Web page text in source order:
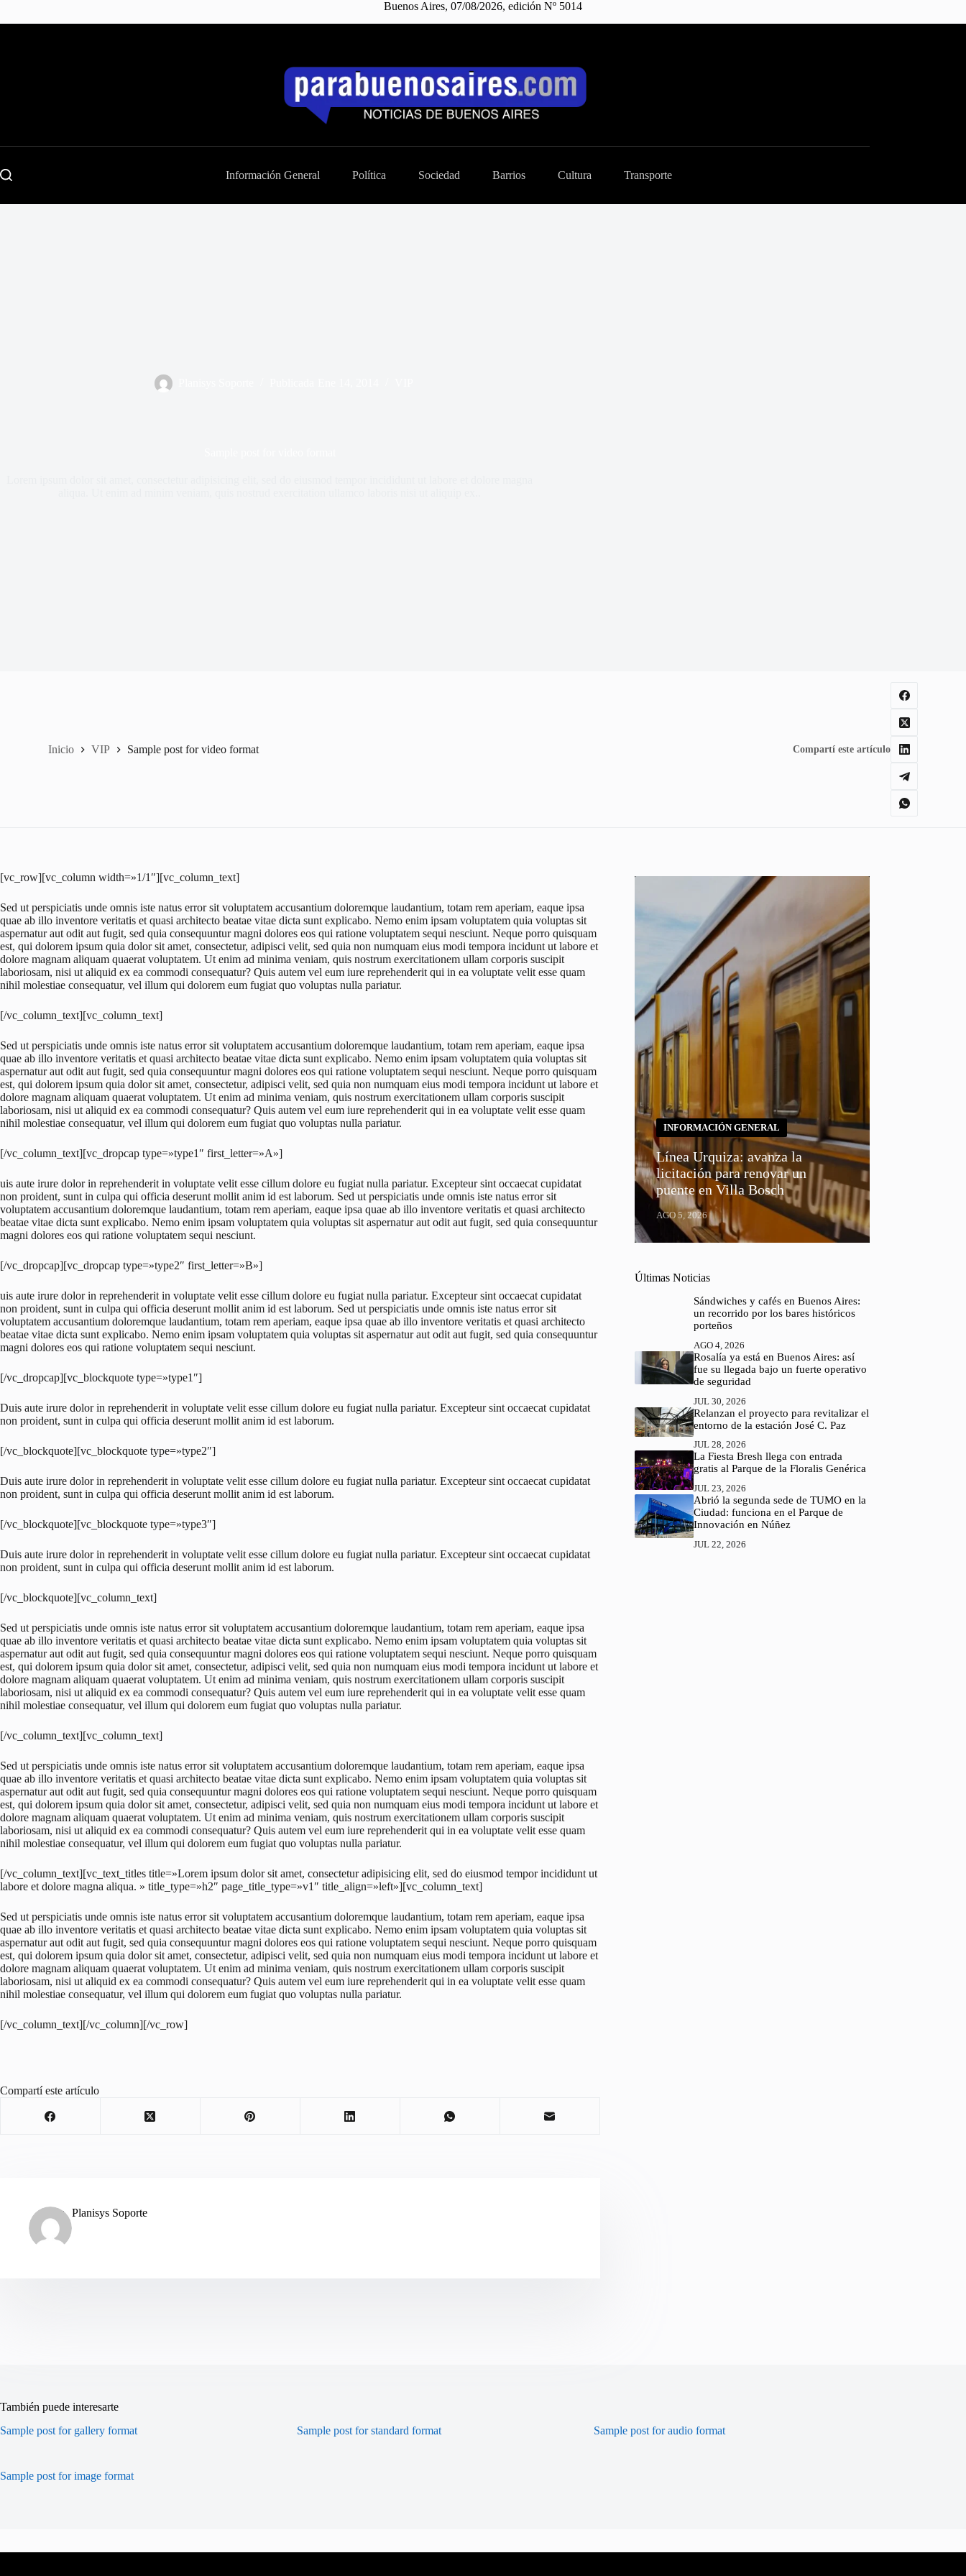
Buenos Aires, 07/08/2026, edición Nº 5014
Información General Política Sociedad Barrios Cultura Transporte
Inicio VIP Sample post for video format Compartí este artículo
[vc_row][vc_column width=»1/1″][vc_column_text]
Sed ut perspiciatis unde omnis iste natus error sit voluptatem accusantium doloremque laudantium, totam rem aperiam, eaque ipsa
quae ab illo inventore veritatis et quasi architecto beatae vitae dicta sunt explicabo. Nemo enim ipsam voluptatem quia voluptas sit
aspernatur aut odit aut fugit, sed quia consequuntur magni dolores eos qui ratione voluptatem sequi nesciunt. Neque porro quisquam
est, qui dolorem ipsum quia dolor sit amet, consectetur, adipisci velit, sed quia non numquam eius modi tempora incidunt ut labore et
dolore magnam aliquam quaerat voluptatem. Ut enim ad minima veniam, quis nostrum exercitationem ullam corporis suscipit
laboriosam, nisi ut aliquid ex ea commodi consequatur? Quis autem vel eum iure reprehenderit qui in ea voluptate velit esse quam
nihil molestiae consequatur, vel illum qui dolorem eum fugiat quo voluptas nulla pariatur.
[/vc_column_text][vc_column_text]
Sed ut perspiciatis unde omnis iste natus error sit voluptatem accusantium doloremque laudantium, totam rem aperiam, eaque ipsa
quae ab illo inventore veritatis et quasi architecto beatae vitae dicta sunt explicabo. Nemo enim ipsam voluptatem quia voluptas sit
aspernatur aut odit aut fugit, sed quia consequuntur magni dolores eos qui ratione voluptatem sequi nesciunt. Neque porro quisquam
est, qui dolorem ipsum quia dolor sit amet, consectetur, adipisci velit, sed quia non numquam eius modi tempora incidunt ut labore et
dolore magnam aliquam quaerat voluptatem. Ut enim ad minima veniam, quis nostrum exercitationem ullam corporis suscipit
laboriosam, nisi ut aliquid ex ea commodi consequatur? Quis autem vel eum iure reprehenderit qui in ea voluptate velit esse quam
nihil molestiae consequatur, vel illum qui dolorem eum fugiat quo voluptas nulla pariatur.
[/vc_column_text][vc_dropcap type=»type1″ first_letter=»A»]
uis aute irure dolor in reprehenderit in voluptate velit esse cillum dolore eu fugiat nulla pariatur. Excepteur sint occaecat cupidatat
non proident, sunt in culpa qui officia deserunt mollit anim id est laborum. Sed ut perspiciatis unde omnis iste natus error sit
voluptatem accusantium doloremque laudantium, totam rem aperiam, eaque ipsa quae ab illo inventore veritatis et quasi architecto
beatae vitae dicta sunt explicabo. Nemo enim ipsam voluptatem quia voluptas sit aspernatur aut odit aut fugit, sed quia consequuntur
magni dolores eos qui ratione voluptatem sequi nesciunt.
[/vc_dropcap][vc_dropcap type=»type2″ first_letter=»B»]
uis aute irure dolor in reprehenderit in voluptate velit esse cillum dolore eu fugiat nulla pariatur. Excepteur sint occaecat cupidatat
non proident, sunt in culpa qui officia deserunt mollit anim id est laborum. Sed ut perspiciatis unde omnis iste natus error sit
voluptatem accusantium doloremque laudantium, totam rem aperiam, eaque ipsa quae ab illo inventore veritatis et quasi architecto
beatae vitae dicta sunt explicabo. Nemo enim ipsam voluptatem quia voluptas sit aspernatur aut odit aut fugit, sed quia consequuntur
magni dolores eos qui ratione voluptatem sequi nesciunt.
[/vc_dropcap][vc_blockquote type=»type1″]
Duis aute irure dolor in reprehenderit in voluptate velit esse cillum dolore eu fugiat nulla pariatur. Excepteur sint occaecat cupidatat
non proident, sunt in culpa qui officia deserunt mollit anim id est laborum.
[/vc_blockquote][vc_blockquote type=»type2″]
Duis aute irure dolor in reprehenderit in voluptate velit esse cillum dolore eu fugiat nulla pariatur. Excepteur sint occaecat cupidatat
non proident, sunt in culpa qui officia deserunt mollit anim id est laborum.
[/vc_blockquote][vc_blockquote type=»type3″]
Duis aute irure dolor in reprehenderit in voluptate velit esse cillum dolore eu fugiat nulla pariatur. Excepteur sint occaecat cupidatat
non proident, sunt in culpa qui officia deserunt mollit anim id est laborum.
[/vc_blockquote][vc_column_text]
Sed ut perspiciatis unde omnis iste natus error sit voluptatem accusantium doloremque laudantium, totam rem aperiam, eaque ipsa
quae ab illo inventore veritatis et quasi architecto beatae vitae dicta sunt explicabo. Nemo enim ipsam voluptatem quia voluptas sit
aspernatur aut odit aut fugit, sed quia consequuntur magni dolores eos qui ratione voluptatem sequi nesciunt. Neque porro quisquam
est, qui dolorem ipsum quia dolor sit amet, consectetur, adipisci velit, sed quia non numquam eius modi tempora incidunt ut labore et
dolore magnam aliquam quaerat voluptatem. Ut enim ad minima veniam, quis nostrum exercitationem ullam corporis suscipit
laboriosam, nisi ut aliquid ex ea commodi consequatur? Quis autem vel eum iure reprehenderit qui in ea voluptate velit esse quam
nihil molestiae consequatur, vel illum qui dolorem eum fugiat quo voluptas nulla pariatur.
[/vc_column_text][vc_column_text]
Sed ut perspiciatis unde omnis iste natus error sit voluptatem accusantium doloremque laudantium, totam rem aperiam, eaque ipsa
quae ab illo inventore veritatis et quasi architecto beatae vitae dicta sunt explicabo. Nemo enim ipsam voluptatem quia voluptas sit
aspernatur aut odit aut fugit, sed quia consequuntur magni dolores eos qui ratione voluptatem sequi nesciunt. Neque porro quisquam
est, qui dolorem ipsum quia dolor sit amet, consectetur, adipisci velit, sed quia non numquam eius modi tempora incidunt ut labore et
dolore magnam aliquam quaerat voluptatem. Ut enim ad minima veniam, quis nostrum exercitationem ullam corporis suscipit
laboriosam, nisi ut aliquid ex ea commodi consequatur? Quis autem vel eum iure reprehenderit qui in ea voluptate velit esse quam
nihil molestiae consequatur, vel illum qui dolorem eum fugiat quo voluptas nulla pariatur.
[/vc_column_text][vc_text_titles title=»Lorem ipsum dolor sit amet, consectetur adipisicing elit, sed do eiusmod tempor incididunt ut
labore et dolore magna aliqua. » title_type=»h2″ page_title_type=»v1″ title_align=»left»][vc_column_text]
Sed ut perspiciatis unde omnis iste natus error sit voluptatem accusantium doloremque laudantium, totam rem aperiam, eaque ipsa
quae ab illo inventore veritatis et quasi architecto beatae vitae dicta sunt explicabo. Nemo enim ipsam voluptatem quia voluptas sit
aspernatur aut odit aut fugit, sed quia consequuntur magni dolores eos qui ratione voluptatem sequi nesciunt. Neque porro quisquam
est, qui dolorem ipsum quia dolor sit amet, consectetur, adipisci velit, sed quia non numquam eius modi tempora incidunt ut labore et
dolore magnam aliquam quaerat voluptatem. Ut enim ad minima veniam, quis nostrum exercitationem ullam corporis suscipit
laboriosam, nisi ut aliquid ex ea commodi consequatur? Quis autem vel eum iure reprehenderit qui in ea voluptate velit esse quam
nihil molestiae consequatur, vel illum qui dolorem eum fugiat quo voluptas nulla pariatur.
[/vc_column_text][/vc_column][/vc_row]
Compartí este artículo
Planisys Soporte
INFORMACIÓN GENERAL
Línea Urquiza: avanza la
licitación para renovar un
puente en Villa Bosch
AGO 5, 2026
Últimas Noticias
Sándwiches y cafés en Buenos Aires:
un recorrido por los bares históricos
porteños
AGO 4, 2026
Rosalía ya está en Buenos Aires: así
fue su llegada bajo un fuerte operativo
de seguridad
JUL 30, 2026
Relanzan el proyecto para revitalizar el
entorno de la estación José C. Paz
JUL 28, 2026
La Fiesta Bresh llega con entrada
gratis al Parque de la Floralis Genérica
JUL 23, 2026
Abrió la segunda sede de TUMO en la
Ciudad: funciona en el Parque de
Innovación en Núñez
JUL 22, 2026
También puede interesarte
Sample post for gallery format
Sample post for standard format Sample post for audio format
Sample post for image format